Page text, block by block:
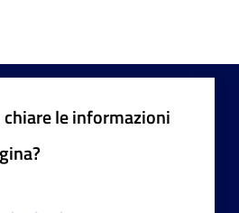
le informazioni